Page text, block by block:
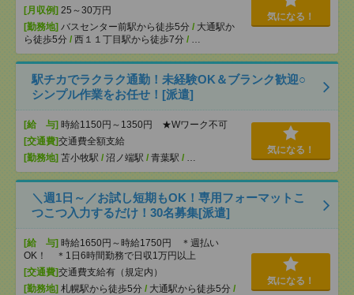
[月収例] 25～30万円
[勤務地] バスセンター前駅から徒歩5分 / 大通駅か
ら徒歩5分 / 西１１丁目駅から徒歩7分 / …
気になる！
駅チカでラクラク通勤！未経験OK＆ブランク歓迎○
シンプル作業をお任せ！[派遣]
[給 与] 時給1150円～1350円 ★Wワーク不可
[交通費]交通費全額支給
[勤務地] 苫小牧駅 / 沼ノ端駅 / 青葉駅 / …
気になる！
＼週1日～／お試し短期もOK！専用フォーマットこ
つこつ入力するだけ！30名募集[派遣]
[給 与] 時給1650円～時給1750円 ＊週払い
OK！ ＊1日6時間勤務で日収1万円以上
[交通費]交通費支給有（規定内）
[勤務地] 札幌駅から徒歩5分 / 大通駅から徒歩5分 /
気になる！